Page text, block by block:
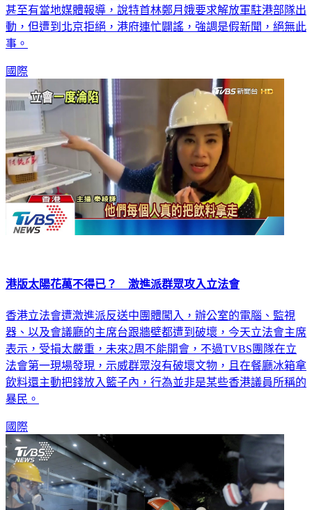
甚至有當地媒體報導，說特首林鄭月娥要求解放軍駐港部隊出
動，但遭到北京拒絕，港府連忙闢謠，強調是假新聞，絕無此
事。
國際
港版太陽花萬不得已？ 激進派群眾攻入立法會
香港立法會遭激進派反送中團體闖入，辦公室的電腦、監視
器、以及會議廳的主席台跟牆壁都遭到破壞，今天立法會主席
表示，受損太嚴重，未來2周不能開會，不過TVBS團隊在立
法會第一現場發現，示威群眾沒有破壞文物，且在餐廳冰箱拿
飲料還主動把錢放入籃子內，行為並非是某些香港議員所稱的
暴民。
國際